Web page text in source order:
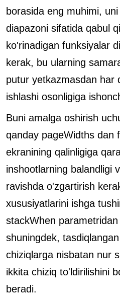
borasida eng muhimi,
diapazoni sifatida qabul
ko'rinadigan funksiyalar
kerak, bu ularning
putur yetkazmasdan har
ishlashi osonligiga
Buni amalga oshirish
qanday pageWidths dan
ekranining qalinligiga
inshootlarning balandligi
ravishda o'zgartirish
xususiyatlarini ishga
stackWhen
shuningdek,
chiziqlarga nisbatan nur
ikkita chiziq to'ldirilishini
beradi.